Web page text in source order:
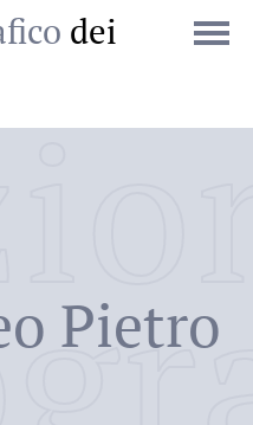
dei
Pietro